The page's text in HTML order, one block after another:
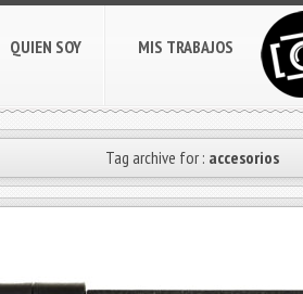
MIS TRABAJOS
QUIEN SOY
Tag archive for : accesorios